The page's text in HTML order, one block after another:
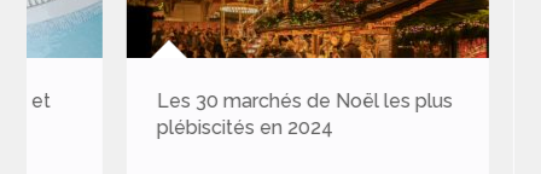
Les 30 marchés de Noël les plus
plébiscités en 2024
Camping